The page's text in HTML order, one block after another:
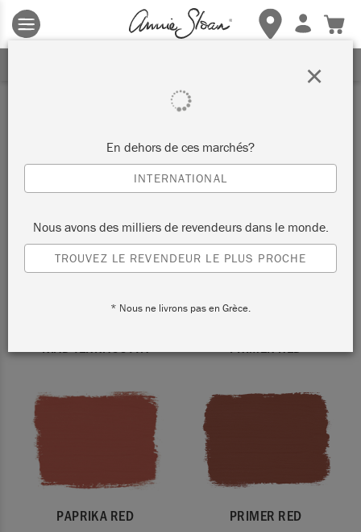
Les conditions générales s'appliquent. Cliquez ici
détails.
Rouge
FILTRER TRIER PAR
RIAD TERRACOTTA PRIMER RED
PAPRIKA RED PRIMER RED
En dehors de ces marchés?
INTERNATIONAL
Nous avons des milliers de revendeurs dans le monde.
TROUVEZ LE REVENDEUR LE PLUS PROCHE
* Nous ne livrons pas en Grèce.
×